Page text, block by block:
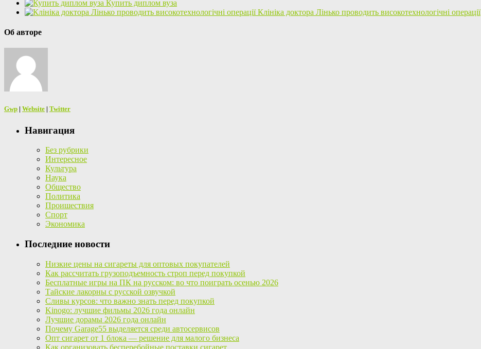
Купить диплом вуза
Клініка доктора Лінько проводить високотехнологічні операції
Об авторе
Gwp | Website | Twitter
Навигация
Без рубрики
Интересное
Культура
Наука
Общество
Политика
Проишествия
Спорт
Экономика
Последние новости
Низкие цены на сигареты для оптовых покупателей
Как рассчитать грузоподъемность строп перед покупкой
Бесплатные игры на ПК на русском: во что поиграть осенью 2026
Тайские лакорны с русской озвучкой
Сливы курсов: что важно знать перед покупкой
Kinogo: лучшие фильмы 2026 года онлайн
Лучшие дорамы 2026 года онлайн
Почему Garage55 выделяется среди автосервисов
Опт сигарет от 1 блока — решение для малого бизнеса
Как организовать бесперебойные поставки сигарет